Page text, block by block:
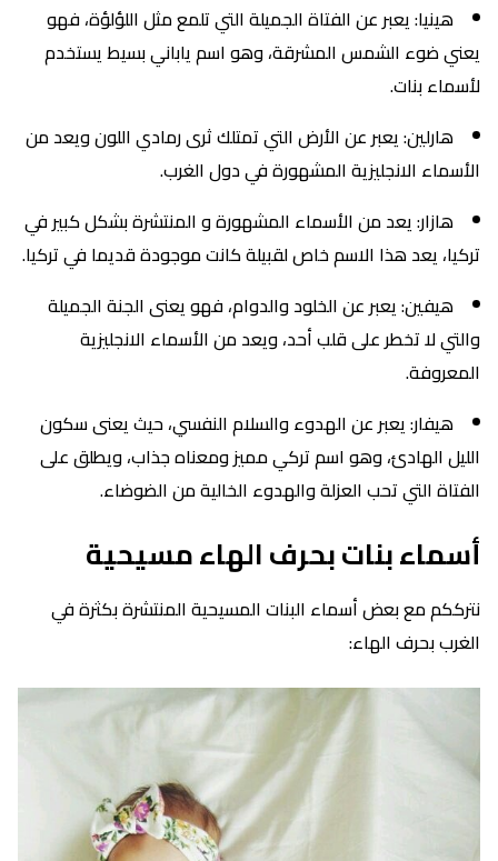
هينيا: يعبر عن الفتاة الجميلة التي تلمع مثل اللؤلؤة، فهو
يعني ضوء الشمس المشرقة، وهو اسم ياباني بسيط يستخدم
لأسماء بنات.
هارلين: يعبر عن الأرض التي تمتلك ثرى رمادي اللون ويعد من
الأسماء الانجليزية المشهورة في دول الغرب.
هازار: يعد من الأسماء المشهورة و المنتشرة بشكل كبير في
تركيا، يعد هذا الاسم خاص لقبيلة كانت موجودة قديما في تركيا.
هيفين: يعبر عن الخلود والدوام، فهو يعنى الجنة الجميلة
والتي لا تخطر على قلب أحد، ويعد من الأسماء الانجليزية
المعروفة.
هيفار: يعبر عن الهدوء والسلام النفسي، حيث يعنى سكون
الليل الهادئ، وهو اسم تركي مميز ومعناه جذاب، ويطلق على
الفتاة التي تحب العزلة والهدوء الخالية من الضوضاء.
أسماء بنات بحرف الهاء مسيحية
نترككم مع بعض أسماء البنات المسيحية المنتشرة بكثرة في
الغرب بحرف الهاء: